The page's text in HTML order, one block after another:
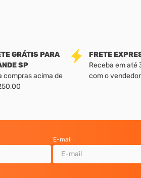
GRÁTIS PARA
SP
compras acima de
FRETE
Receba em até
com o vendedor
E-mail